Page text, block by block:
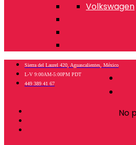
Volkswagen
No
Sierra del Laurel 420, Aguascalientes, México
L-V 9:00AM-5:00PM PDT
449 389 41 67